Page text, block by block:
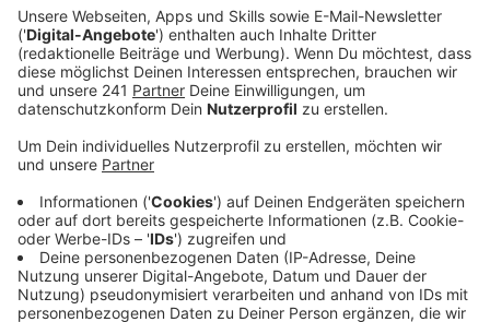
Veröffentlicht:Freitag, 26.01.2024 06:33
Nicht nur die Grippe, sondern vor allem auch wieder
eine steigende Zahl von Covid-Erkrankungen grassiert
in Leverkusen – bei Covid beobachtet unser
Hausärztesprecher gerade besonders viele schwere
Krankheitsverläufe. Tendenziell ließen sich aktuell